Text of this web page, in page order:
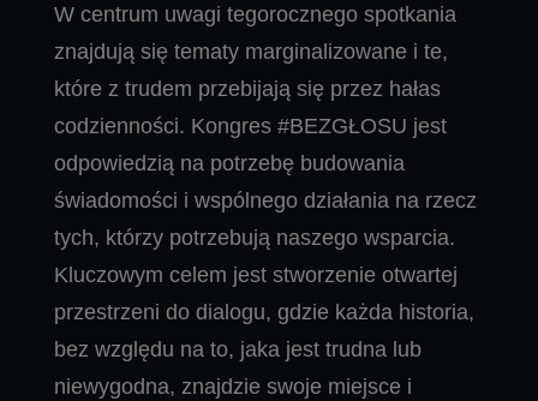
W centrum uwagi tegorocznego spotkania
znajdują się tematy marginalizowane i te,
które z trudem przebijają się przez hałas
codzienności. Kongres #BEZGŁOSU jest
odpowiedzią na potrzebę budowania
świadomości i wspólnego działania na rzecz
tych, którzy potrzebują naszego wsparcia.
Kluczowym celem jest stworzenie otwartej
przestrzeni do dialogu, gdzie każda historia,
bez względu na to, jaka jest trudna lub
niewygodna, znajdzie swoje miejsce i